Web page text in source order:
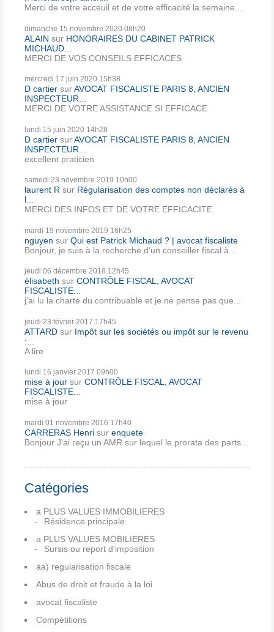
Merci de votre acceuil et de votre efficacité la semaine...
dimanche 15 novembre 2020 08h20
ALAIN sur HONORAIRES DU CABINET PATRICK
MICHAUD...
MERCI DE VOS CONSEILS EFFICACES
mercredi 17 juin 2020 15h38
D cartier surAVOCAT FISCALISTE PARIS 8, ANCIEN
INSPECTEUR...
MERCI DE VOTRE ASSISTANCE SI EFFICACE
lundi 15 juin 2020 14h28
D cartier surAVOCAT FISCALISTE PARIS 8, ANCIEN
INSPECTEUR...
excellent praticien
samedi 23 novembre 2019 10h00
laurent R sur Régularisation des comptes non déclarés à
l...
MERCI DES INFOS ET DE VOTRE EFFICACITE
mardi 19 novembre 2019 16h25
nguyen sur Qui est Patrick Michaud ? | avocat fiscaliste
Bonjour, je suis à la recherche d'un conseiller fiscal à...
jeudi 06 décembre 2018 12h45
élisabeth sur CONTRÔLE FISCAL, AVOCAT
FISCALISTE...
j'ai lu la charte du contribuable et je ne pense pas que...
jeudi 23 février 2017 17h45
ATTARD sur Impôt sur les sociétés ou impôt sur le revenu
:...
A lire
lundi 16 janvier 2017 09h00
mise à jour sur CONTRÔLE FISCAL, AVOCAT
FISCALISTE...
mise à jour
mardi 01 novembre 2016 17h40
CARRERAS Henri sur enquete
Bonjour J'ai reçu un AMR sur lequel le prorata des parts...
Catégories
a PLUS VALUES IMMOBILIERES
Résidence principale
a PLUS VALUES MOBILIERES
Sursis ou report d'imposition
aa) regularisation fiscale
Abus de droit et fraude à la loi
avocat fiscaliste
Compétitions